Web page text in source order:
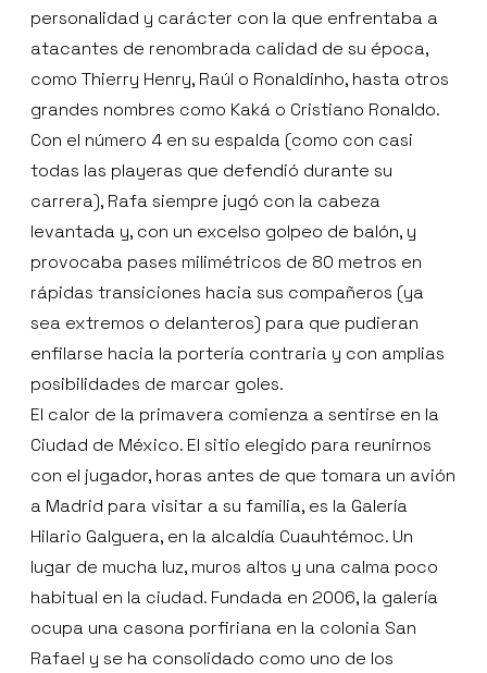
personalidad y carácter con la que enfrentaba a
atacantes de renombrada calidad de su época,
como Thierry Henry, Raúl o Ronaldinho, hasta otros
grandes nombres como Kaká o Cristiano Ronaldo.
Con el número 4 en su espalda (como con casi
todas las playeras que defendió durante su
carrera), Rafa siempre jugó con la cabeza
levantada y, con un excelso golpeo de balón, y
provocaba pases milimétricos de 80 metros en
rápidas transiciones hacia sus compañeros (ya
sea extremos o delanteros) para que pudieran
enfilarse hacia la portería contraria y con amplias
posibilidades de marcar goles.
El calor de la primavera comienza a sentirse en la
Ciudad de México. El sitio elegido para reunirnos
con el jugador, horas antes de que tomara un avión
a Madrid para visitar a su familia, es la Galería
Hilario Galguera, en la alcaldía Cuauhtémoc. Un
lugar de mucha luz, muros altos y una calma poco
habitual en la ciudad. Fundada en 2006, la galería
ocupa una casona porfiriana en la colonia San
Rafael y se ha consolidado como uno de los